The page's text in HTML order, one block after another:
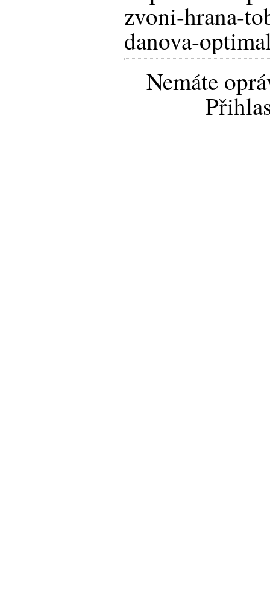
zvoni-hrana-
danova-
Nemáte